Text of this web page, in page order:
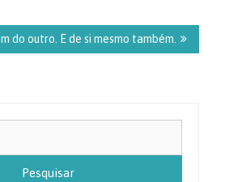
do outro. E de si mesmo também.